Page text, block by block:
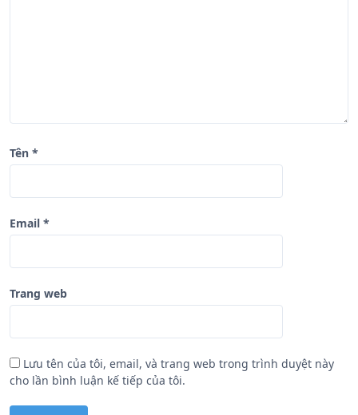
Tên *
Email *
Trang web
Lưu tên của tôi, email, và trang web trong trình duyệt này
cho lần bình luận kế tiếp của tôi.